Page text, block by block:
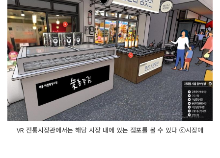
VR 전통시장관에서는 해당 시장 내에 있는 점포를 볼 수 있다 ⓒ시장애